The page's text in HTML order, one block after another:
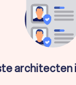
architecten